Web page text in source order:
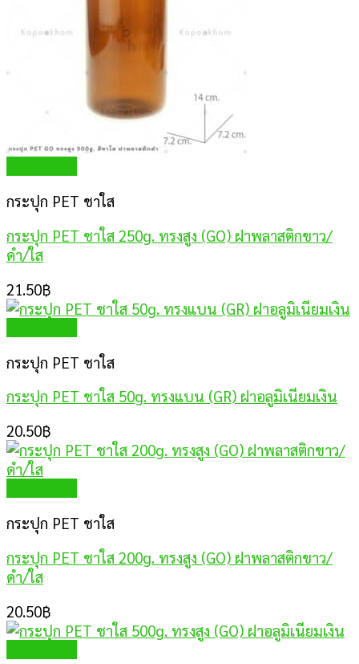
กระปุก PET ชาใส
กระปุก PET ชาใส 250g. ทรงสูง (GO) ฝาพลาสติกขาว/
ดำ/ใส
21.50฿
กระปุก PET ชาใส
กระปุก PET ชาใส 50g. ทรงแบน (GR) ฝาอลูมิเนียมเงิน
20.50฿
กระปุก PET ชาใส
กระปุก PET ชาใส 200g. ทรงสูง (GO) ฝาพลาสติกขาว/
ดำ/ใส
20.50฿